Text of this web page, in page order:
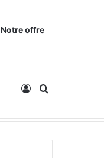
Notre offre
Connexion
Rechercher